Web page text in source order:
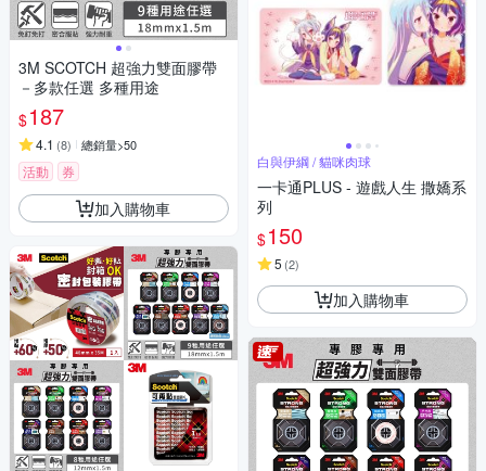
3M SCOTCH 超強力雙面膠帶
－多款任選 多種用途
$187
4.1 (8) 總銷量>50
活動 券
加入購物車
白與伊綱 / 貓咪肉球
一卡通PLUS - 遊戲人生 撒嬌系
列
$150
5 (2)
加入購物車